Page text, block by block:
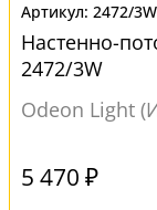
2472/3W
Настенно-
2472/3W
Odeon Light
5 470 ₽